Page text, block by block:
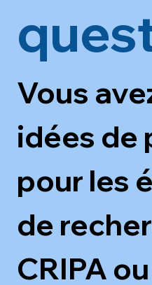
Vous
idées de
pour les
de
CRIPA